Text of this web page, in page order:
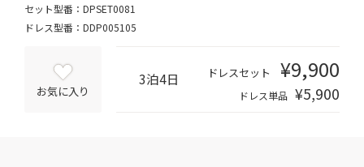
セット型番：DPSET0081
ドレス型番：DDP005105
お気に入り
3泊4日 ドレスセット ¥9,900
ドレス単品 ¥5,900